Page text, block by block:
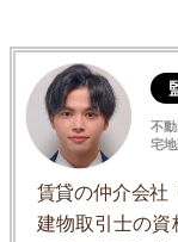
不
宅
賃貸の仲介会社
建物取引士の資